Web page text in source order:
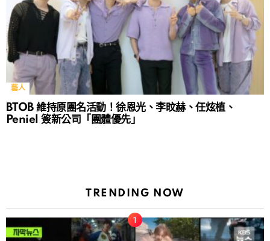
藝人
BTOB 維持原團名活動！徐恩光、李旼赫、任炫植、
Peniel 簽新公司「團體優先」
TRENDING NOW